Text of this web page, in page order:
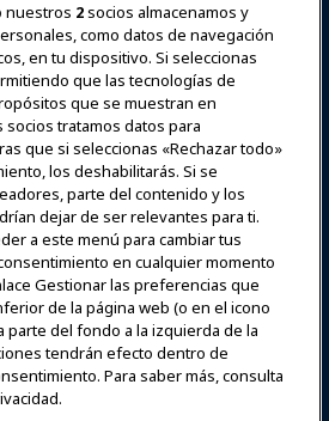
Únete ahora
Contacto
nuestros 2socios almacenamos y
como datos de navegación
en tu dispositivo. Si seleccionas
que las tecnologías de
que se muestran en
tratamos datos para
que si seleccionas «Rechazar todo»
los deshabilitarás. Si se
parte del contenido y los
dejar de ser relevantes para ti.
a este menú para cambiar tus
en cualquier momento
Gestionar las preferencias que
de la página web (o en el icono
parte del fondo a la izquierda de la
tendrán efecto dentro de
Para saber más, consulta